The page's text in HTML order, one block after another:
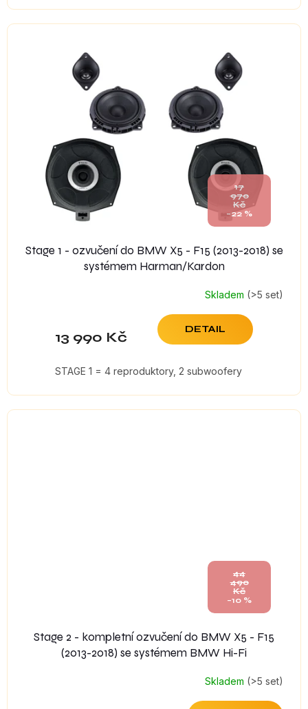
17
970
Kč
–22 %
Stage 1 - ozvučení do BMW X5 - F15 (2013-2018) se
systémem Harman/Kardon
Skladem (>5 set)
13 990 Kč DETAIL
STAGE 1 = 4 reproduktory, 2 subwoofery
44
490
Kč
–10 %
Stage 2 - kompletní ozvučení do BMW X5 - F15
(2013-2018) se systémem BMW Hi-Fi
Skladem (>5 set)